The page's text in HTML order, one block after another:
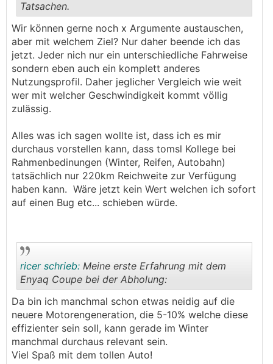
..
Tatsachen.
Wir können gerne noch x Argumente austauschen,
aber mit welchem Ziel? Nur daher beende ich das
jetzt. Jeder nich nur ein unterschiedliche Fahrweise
sondern eben auch ein komplett anderes
Nutzungsprofil. Daher jeglicher Vergleich wie weit
wer mit welcher Geschwindigkeit kommt völlig
zulässig.
Alles was ich sagen wollte ist, dass ich es mir
durchaus vorstellen kann, dass tomsl Kollege bei
Rahmenbedinungen (Winter, Reifen, Autobahn)
tatsächlich nur 220km Reichweite zur Verfügung
haben kann. Wäre jetzt kein Wert welchen ich sofort
auf einen Bug etc... schieben würde.
..
ricer schrieb: Meine erste Erfahrung mit dem
Enyaq Coupe bei der Abholung:
Da bin ich manchmal schon etwas neidig auf die
neuere Motorengeneration, die 5-10% welche diese
effizienter sein soll, kann gerade im Winter
manchmal durchaus relevant sein.
Viel Spaß mit dem tollen Auto!